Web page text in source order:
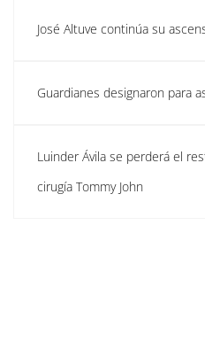
José Altuve continúa su
Guardianes designaron para
Luinder Ávila se perderá el
cirugía Tommy John